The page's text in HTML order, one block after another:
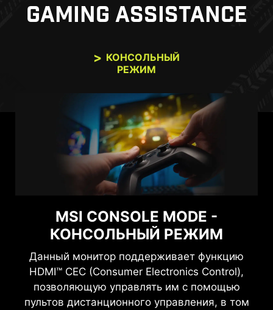
GAMING ASSISTANCE
КОНСОЛЬНЫЙ
РЕЖИМ
MSI CONSOLE MODE -
КОНСОЛЬНЫЙ РЕЖИМ
Данный монитор поддерживает функцию
HDMI™ CEC (Consumer Electronics Control),
позволяющую управлять им с помощью
пультов дистанционного управления, в том